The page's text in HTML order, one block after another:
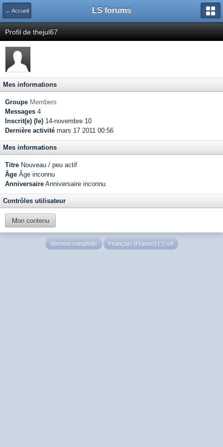
← Accueil LS forums
Profil de thejul67
Mes informations
Groupe Members
Messages 4
Inscrit(e) (le) 14-novembre 10
Dernière activité mars 17 2011 00:56
Mes informations
Titre Nouveau / peu actif
Âge Âge inconnu
Anniversaire Anniversaire inconnu
Contrôles utilisateur
Mon contenu
Version complète Français (France) LS v4